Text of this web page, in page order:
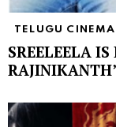
TELUGU CINEMA
SREELEELA